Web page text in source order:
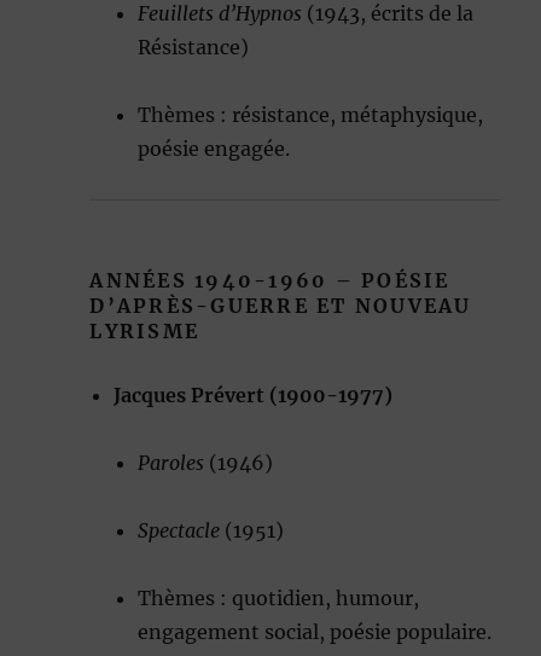
Feuillets d’Hypnos (1943, écrits de la
Résistance)
Thèmes : résistance, métaphysique,
poésie engagée.
ANNÉES 1940-1960 – POÉSIE
D’APRÈS-GUERRE ET NOUVEAU
LYRISME
Jacques Prévert (1900-1977)
Paroles (1946)
Spectacle (1951)
Thèmes : quotidien, humour,
engagement social, poésie populaire.